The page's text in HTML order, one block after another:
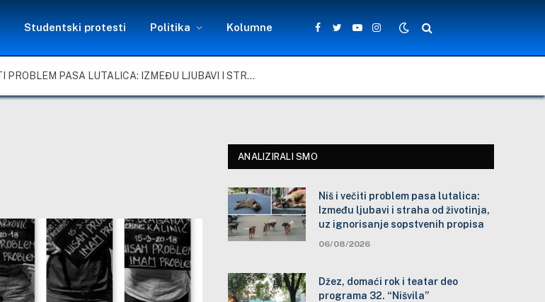
Studentski protesti Politika Kolumne
Facebook
TwitterYouTubeInstagram
NIŠ I VEČITI PROBLEM PASA LUTALICA: IZMEĐU LJUBAVI I STRAHA OD ŽIVOTINJA, UZ IGNORISANJE SOPSTVENIH PROPISA
ANALIZIRALI SMO
Niš i večiti problem pasa lutalica:
Između ljubavi i straha od životinja,
uz ignorisanje sopstvenih propisa
06/08/2026
Džez, domaći rok i teatar deo
programa 32. “Nišvila”